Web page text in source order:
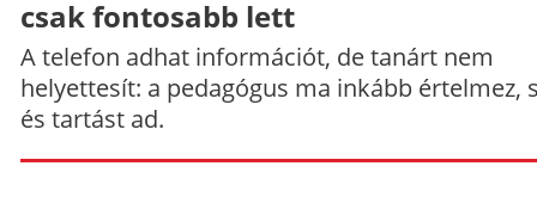
csak fontosabb lett
A telefon adhat információt, de tanárt nem
helyettesít: a pedagógus ma inkább értelmez,
és tartást ad.